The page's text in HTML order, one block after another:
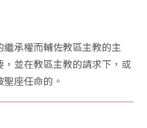
承權而輔佐教區主教的主
並在教區主教的請求下，或
座任命的。